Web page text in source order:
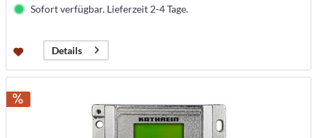
Sofort verfügbar. Lieferzeit 2-4 Tage.
Details